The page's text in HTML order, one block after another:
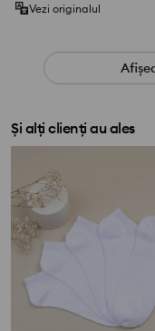
Vezi originalul
Și alți clienți au ales